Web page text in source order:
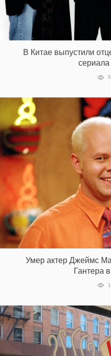
В Китае выпустили
Умер актер Джеймс
Гантера